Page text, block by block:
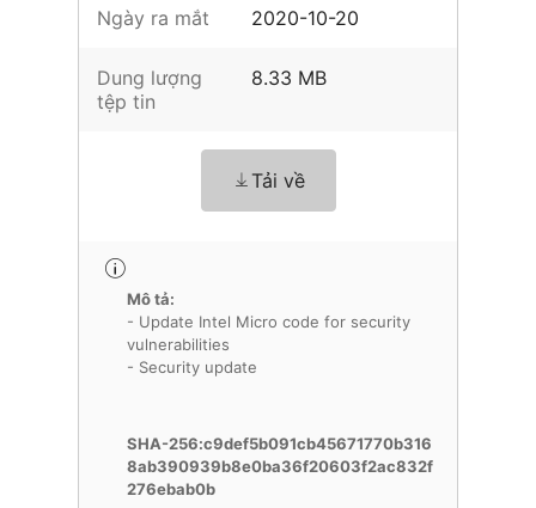
Ngày ra mắt 2020-10-20
Dung lượng
tệp tin
8.33 MB
Tải về
Mô tả:
- Update Intel Micro code for security
vulnerabilities
- Security update
SHA-256:c9def5b091cb45671770b316
8ab390939b8e0ba36f20603f2ac832f
276ebab0b